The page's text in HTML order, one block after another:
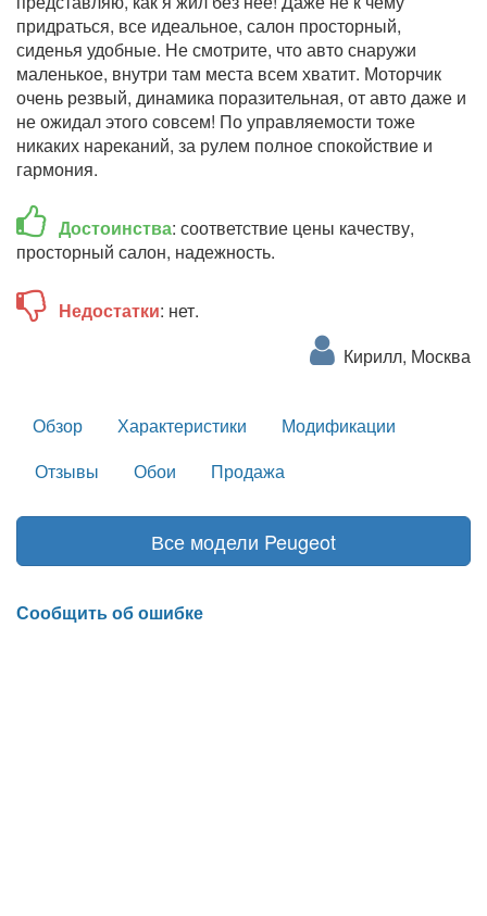
придраться, все идеальное, салон просторный,
сиденья удобные. Не смотрите, что авто снаружи
маленькое, внутри там места всем хватит. Моторчик
очень резвый, динамика поразительная, от авто даже и
не ожидал этого совсем! По управляемости тоже
никаких нареканий, за рулем полное спокойствие и
гармония.
Достоинства: соответствие цены качеству,
просторный салон, надежность.
Недостатки: нет.
Кирилл, Москва
Обзор Характеристики
Модификации
Отзывы
Обои Продажа
Все модели Peugeot
Сообщить об ошибке